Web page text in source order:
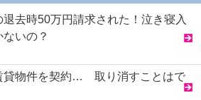
去時50万円請求された！泣き寝入
ないの？
貸物件を契約… 取り消すことはで